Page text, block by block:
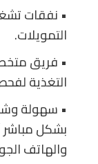
التمويلات.
• فريق
التغذية
• سهولة
بشكل مباشر
والهاتف